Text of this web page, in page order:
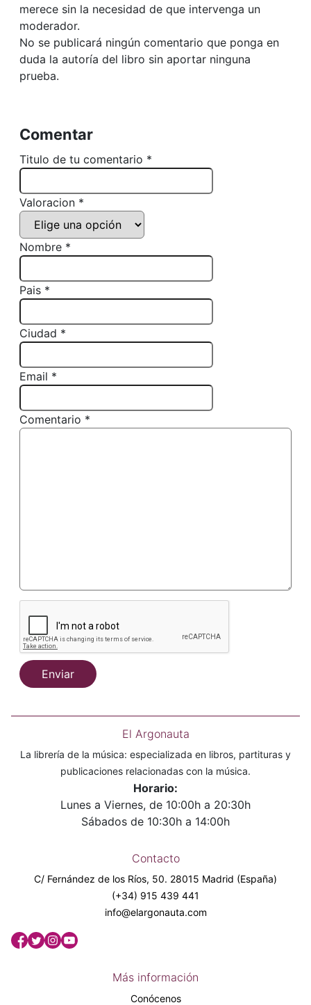
merece sin la necesidad de que intervenga un
moderador.
No se publicará ningún comentario que ponga en
duda la autoría del libro sin aportar ninguna
prueba.
Comentar
Titulo de tu comentario *
Valoracion *
Nombre *
Pais *
Ciudad *
Email *
Comentario *
Enviar
El Argonauta
La librería de la música: especializada en libros, partituras y
publicaciones relacionadas con la música.
Horario:
Lunes a Viernes, de 10:00h a 20:30h
Sábados de 10:30h a 14:00h
Contacto
C/ Fernández de los Ríos, 50. 28015 Madrid (España)
(+34) 915 439 441
info@elargonauta.com
Más información
Conócenos